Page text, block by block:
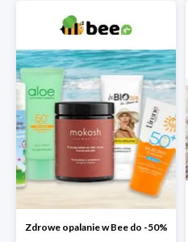
Zdrowe opalanie w Bee do -50%